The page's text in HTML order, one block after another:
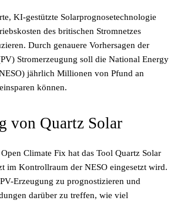
KI-gestützte Solarprognosetechnologie
des britischen Stromnetzes
Durch genauere Vorhersagen der
Stromerzeugung soll die National Energy
jährlich Millionen von Pfund an
können.
von Quartz Solar
Climate Fix hat das Tool Quartz Solar
im Kontrollraum der NESO eingesetzt wird.
Erzeugung zu prognostizieren und
darüber zu treffen, wie viel